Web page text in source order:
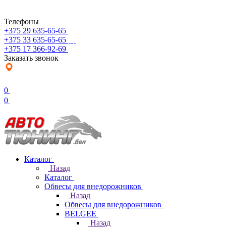
Телефоны
+375 29 635-65-65
+375 33 635-65-65
+375 17 366-92-69
Заказать звонок
0
0
Каталог
Назад
Каталог
Обвесы для внедорожников
Назад
Обвесы для внедорожников
BELGEE
Назад